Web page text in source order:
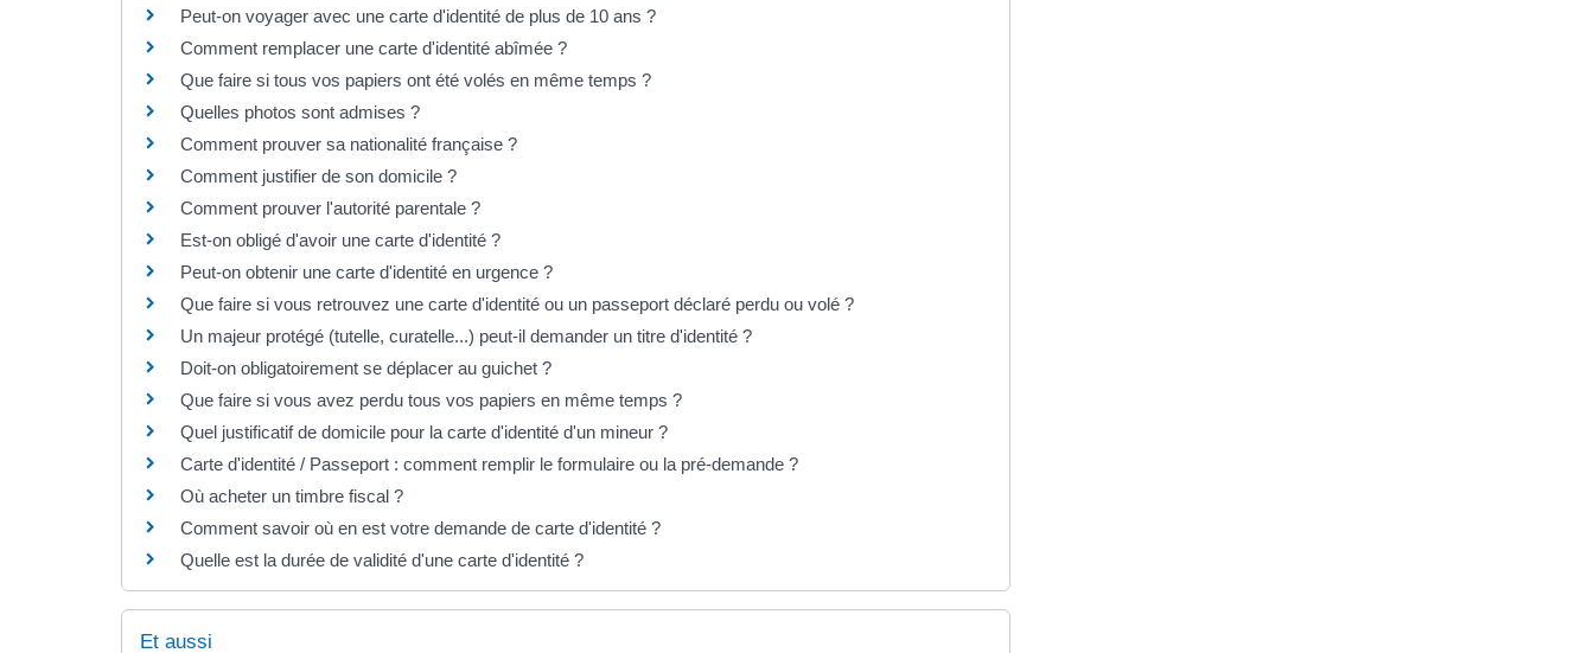
Peut-on voyager avec une carte d'identité de plus de 10 ans ?
Comment remplacer une carte d'identité abîmée ?
Que faire si tous vos papiers ont été volés en même temps ?
Quelles photos sont admises ?
Comment prouver sa nationalité française ?
Comment justifier de son domicile ?
Comment prouver l'autorité parentale ?
Est-on obligé d'avoir une carte d'identité ?
Peut-on obtenir une carte d'identité en urgence ?
Que faire si vous retrouvez une carte d'identité ou un passeport déclaré perdu ou volé ?
Un majeur protégé (tutelle, curatelle...) peut-il demander un titre d'identité ?
Doit-on obligatoirement se déplacer au guichet ?
Que faire si vous avez perdu tous vos papiers en même temps ?
Quel justificatif de domicile pour la carte d'identité d'un mineur ?
Carte d'identité / Passeport : comment remplir le formulaire ou la pré-demande ?
Où acheter un timbre fiscal ?
Comment savoir où en est votre demande de carte d'identité ?
Quelle est la durée de validité d'une carte d'identité ?
Et aussi